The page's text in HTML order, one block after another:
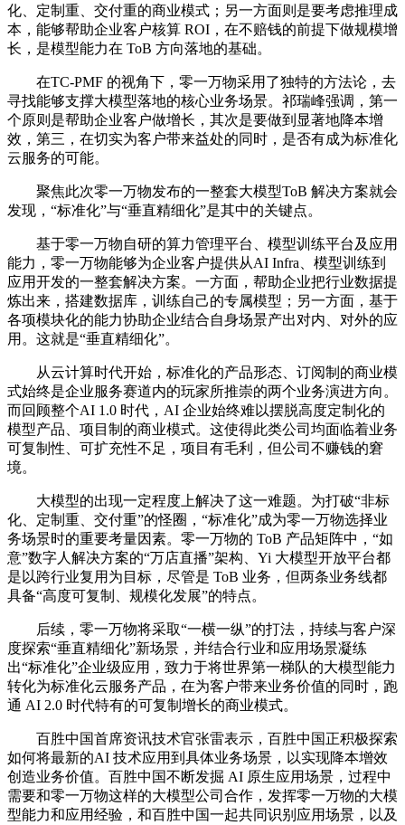
化、定制重、交付重的商业模式；另一方面则是要考虑推理成
本，能够帮助企业客户核算 ROI，在不赔钱的前提下做规模增
长，是模型能力在 ToB 方向落地的基础。
在TC-PMF 的视角下，零一万物采用了独特的方法论，去
寻找能够支撑大模型落地的核心业务场景。祁瑞峰强调，第一
个原则是帮助企业客户做增长，其次是要做到显著地降本增
效，第三，在切实为客户带来益处的同时，是否有成为标准化
云服务的可能。
聚焦此次零一万物发布的一整套大模型ToB 解决方案就会
发现，“标准化”与“垂直精细化”是其中的关键点。
基于零一万物自研的算力管理平台、模型训练平台及应用
能力，零一万物能够为企业客户提供从AI Infra、模型训练到
应用开发的一整套解决方案。一方面，帮助企业把行业数据提
炼出来，搭建数据库，训练自己的专属模型；另一方面，基于
各项模块化的能力协助企业结合自身场景产出对内、对外的应
用。这就是“垂直精细化”。
从云计算时代开始，标准化的产品形态、订阅制的商业模
式始终是企业服务赛道内的玩家所推崇的两个业务演进方向。
而回顾整个AI 1.0 时代，AI 企业始终难以摆脱高度定制化的
模型产品、项目制的商业模式。这使得此类公司均面临着业务
可复制性、可扩充性不足，项目有毛利，但公司不赚钱的窘
境。
大模型的出现一定程度上解决了这一难题。为打破“非标
化、定制重、交付重”的怪圈，“标准化”成为零一万物选择业
务场景时的重要考量因素。零一万物的 ToB 产品矩阵中，“如
意”数字人解决方案的“万店直播”架构、Yi 大模型开放平台都
是以跨行业复用为目标，尽管是 ToB 业务，但两条业务线都
具备“高度可复制、规模化发展”的特点。
后续，零一万物将采取“一横一纵”的打法，持续与客户深
度探索“垂直精细化”新场景，并结合行业和应用场景凝练
出“标准化”企业级应用，致力于将世界第一梯队的大模型能力
转化为标准化云服务产品，在为客户带来业务价值的同时，跑
通 AI 2.0 时代特有的可复制增长的商业模式。
百胜中国首席资讯技术官张雷表示，百胜中国正积极探索
如何将最新的AI 技术应用到具体业务场景，以实现降本增效
创造业务价值。百胜中国不断发掘 AI 原生应用场景，过程中
需要和零一万物这样的大模型公司合作，发挥零一万物的大模
型能力和应用经验，和百胜中国一起共同识别应用场景，以及